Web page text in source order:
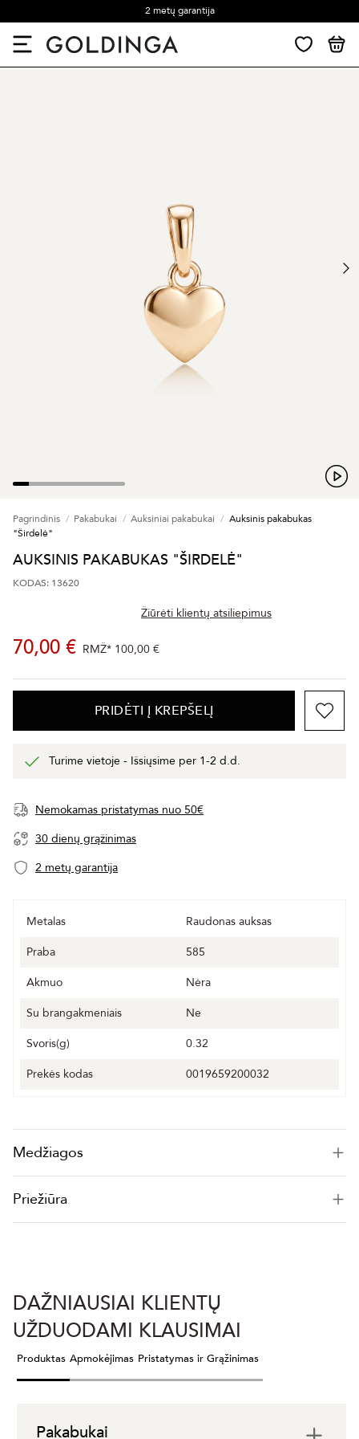
2 metų garantija
Pagrindinis Pakabukai Auksiniai pakabukai
Auksinis pakabukas
"Širdelė"
AUKSINIS PAKABUKAS "ŠIRDELĖ"
KODAS: 13620
Žiūrėti klientų atsiliepimus
70,00 € RMŽ* 100,00 €
PRIDĖTI Į KREPŠELĮ
Turime vietoje - Išsiųsime per 1-2 d.d.
Nemokamas pristatymas nuo 50€
30 dienų grąžinimas
2 metų garantija
Metalas
Raudonas auksas
Praba
585
Akmuo
Nėra
Su brangakmeniais
Ne
Svoris(g)
0.32
Prekės kodas
0019659200032
Medžiagos
Priežiūra
DAŽNIAUSIAI KLIENTŲ
UŽDUODAMI KLAUSIMAI
Produktas Apmokėjimas Pristatymas ir Grąžinimas
Pakabukai